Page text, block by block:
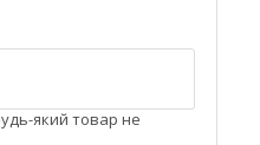
який товар не